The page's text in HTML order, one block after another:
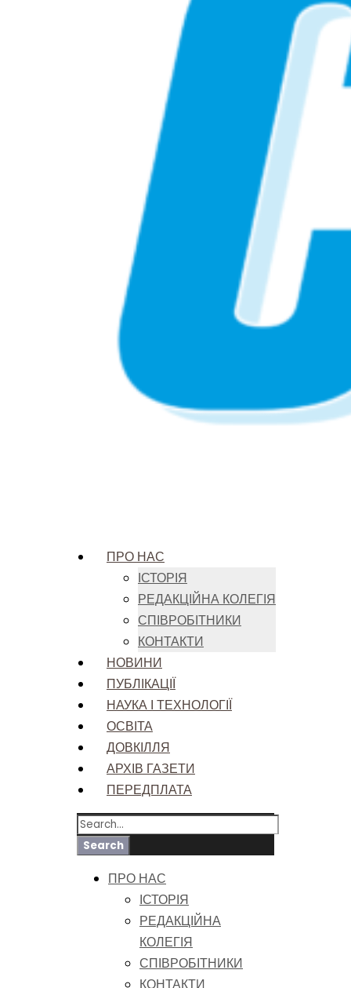
ПРО НАС
ІСТОРІЯ
РЕДАКЦІЙНА КОЛЕГІЯ
СПІВРОБІТНИКИ
КОНТАКТИ
НОВИНИ
ПУБЛІКАЦІЇ
НАУКА І ТЕХНОЛОГІЇ
ОСВІТА
ДОВКІЛЛЯ
АРХІВ ГАЗЕТИ
ПЕРЕДПЛАТА
ПРО НАС
ІСТОРІЯ
РЕДАКЦІЙНА
КОЛЕГІЯ
СПІВРОБІТНИКИ